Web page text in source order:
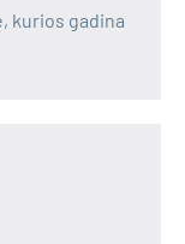
kurios gadina